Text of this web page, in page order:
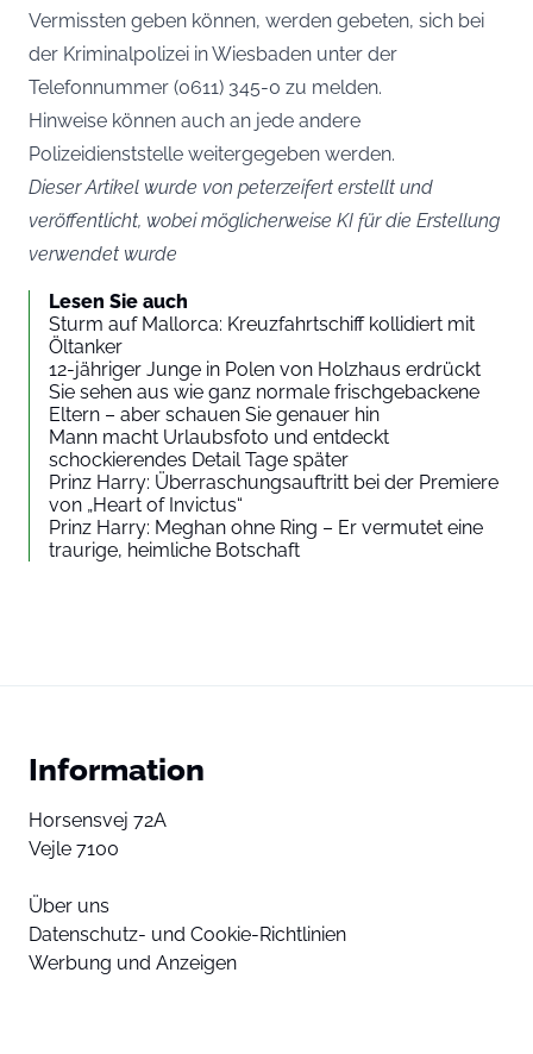
Vermissten geben können, werden gebeten, sich bei
der Kriminalpolizei in Wiesbaden unter der
Telefonnummer (0611) 345-0 zu melden.
Hinweise können auch an jede andere
Polizeidienststelle weitergegeben werden.
Dieser Artikel wurde von peterzeifert erstellt und
veröffentlicht, wobei möglicherweise KI für die Erstellung
verwendet wurde
Lesen Sie auch
Sturm auf Mallorca: Kreuzfahrtschiff kollidiert mit
Öltanker
12-jähriger Junge in Polen von Holzhaus erdrückt
Sie sehen aus wie ganz normale frischgebackene
Eltern – aber schauen Sie genauer hin
Mann macht Urlaubsfoto und entdeckt
schockierendes Detail Tage später
Prinz Harry: Überraschungsauftritt bei der Premiere
von „Heart of Invictus“
Prinz Harry: Meghan ohne Ring – Er vermutet eine
traurige, heimliche Botschaft
Information
Horsensvej 72A
Vejle 7100
Über uns
Datenschutz- und Cookie-Richtlinien
Werbung und Anzeigen